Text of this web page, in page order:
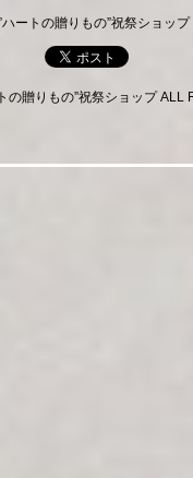
ハートの贈りもの”祝祭ショップ
の贈りもの”祝祭ショップ ALL